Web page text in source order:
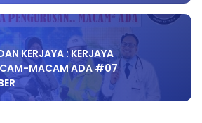
KERJAYA : KERJAYA
MACAM ADA #07